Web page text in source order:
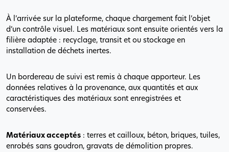
À l’arrivée sur la plateforme, chaque chargement fait l’objet
d’un contrôle visuel. Les matériaux sont ensuite orientés vers la
filière adaptée : recyclage, transit et ou stockage en
installation de déchets inertes.
Un bordereau de suivi est remis à chaque apporteur. Les
données relatives à la provenance, aux quantités et aux
caractéristiques des matériaux sont enregistrées et
conservées.
Matériaux acceptés : terres et cailloux, béton, briques, tuiles,
enrobés sans goudron, gravats de démolition propres.